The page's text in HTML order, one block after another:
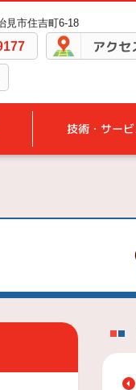
見市住吉町6-18
アクセ
技術・サー